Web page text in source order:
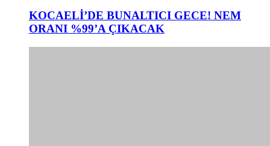
KOCAELİ’DE BUNALTICI GECE! NEM
ORANI %99’A ÇIKACAK